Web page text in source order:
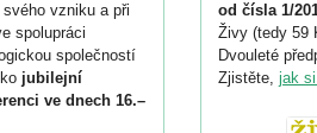
vzniku a při
spolupráci
společností
jubilejní
ve dnech 16.–
od čísla 1/
Živy (tedy 59
Dvouleté
Zjistěte, jak